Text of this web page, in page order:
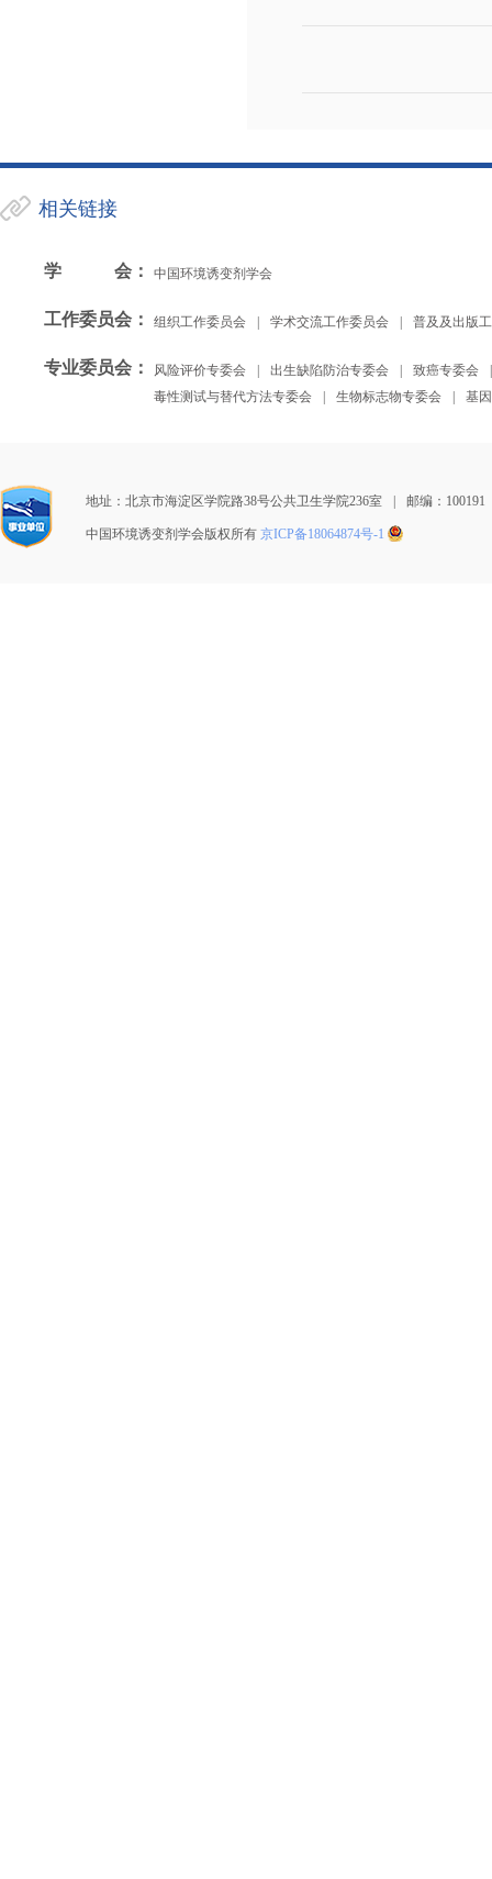
相关链接
学会 ： 中国环境诱变剂学会
工作委员会 ： 组织工作委员会 学术交流工作委员会 普及及出版
专业委员会 ： 风险评价专委会 出生缺陷防治专委会 致癌专委会
毒性测试与替代方法专委会
生物标志物专委会 基
地址：北京市海淀区学院路38号公共卫生学院236室 邮编：100191
中国环境诱变剂学会版权所有 京ICP备18064874号-1